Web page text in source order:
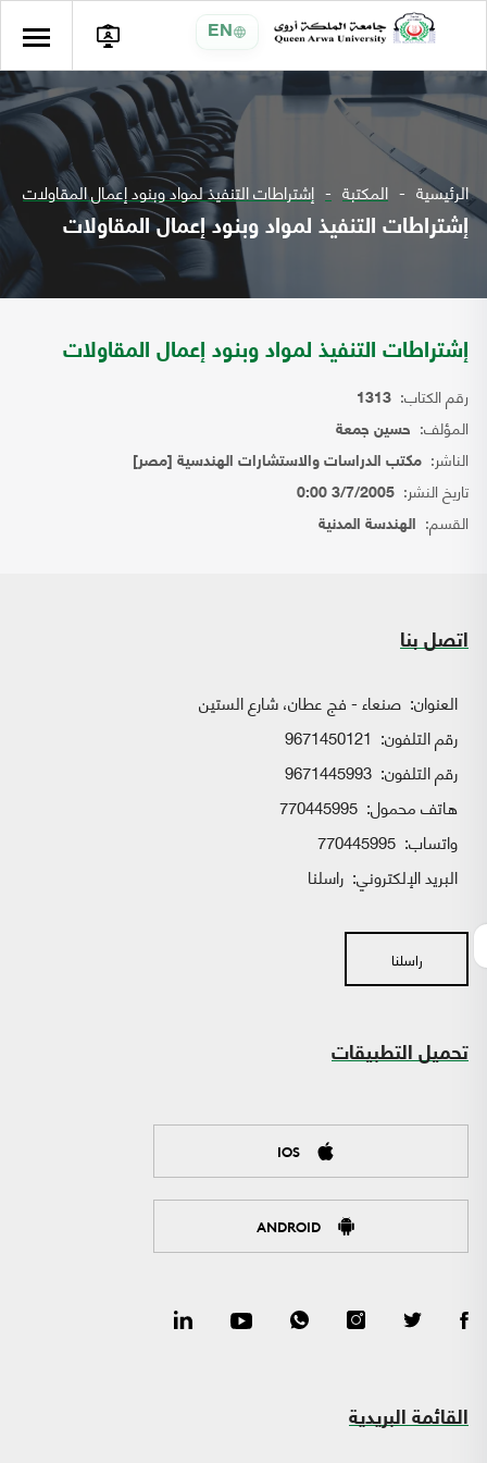
EN
الرئيسية المكتبة إشتراطات التنفيذ لمواد وبنود إعمال المقاولات
إشتراطات التنفيذ لمواد وبنود إعمال المقاولات
إشتراطات التنفيذ لمواد وبنود إعمال المقاولات
رقم الكتاب: 1313
المؤلف: حسين جمعة
الناشر: مكتب الدراسات والاستشارات الهندسية [مصر]
تاريخ النشر: 3/7/2005 0:00
القسم: الهندسة المدنية
اتصل بنا
العنوان: صنعاء - فج عطان، شارع الستين
رقم التلفون: 9671450121
رقم التلفون: 9671445993
هاتف محمول: 770445995
واتساب:
البريد الإلكتروني: راسلنا
راسلنا
تحميل التطبيقات
IOS
ANDROID
القائمة البريدية